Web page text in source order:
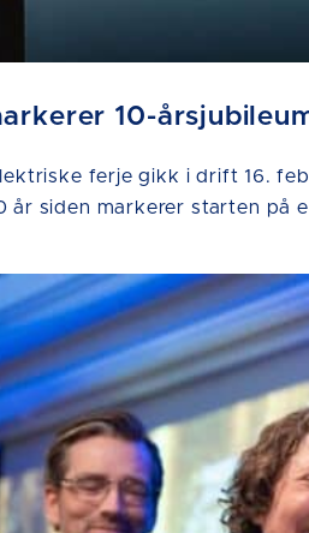
10-
ferje gikk i drift 16.
år siden markerer starten